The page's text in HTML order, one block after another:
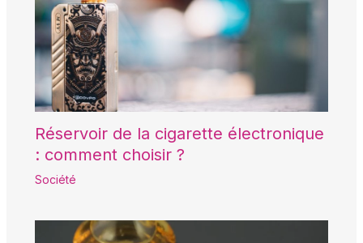
Réservoir de la cigarette électronique
: comment choisir ?
Société